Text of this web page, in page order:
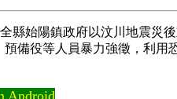
縣始陽鎮政府以汶川地震災
備役等人員暴力強徵，利
Android